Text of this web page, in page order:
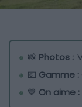
📸 Photos :
💶 Gamme :
💙 On aime :